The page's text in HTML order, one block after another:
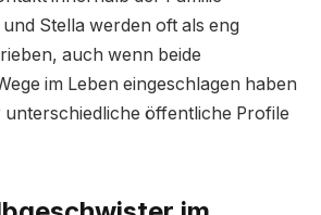
Stella werden oft als eng
auch wenn beide
im Leben eingeschlagen haben
unterschiedliche öffentliche Profile